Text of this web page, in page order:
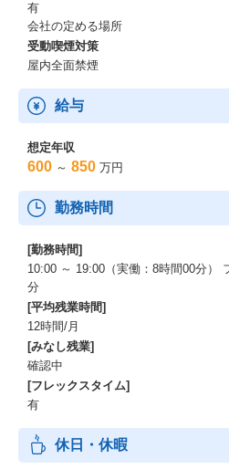
有
会社の定める場所
受動喫煙対策
屋内全面禁煙
給与
想定年収
600 ～ 850 万円
勤務時間
[勤務時間]
10:00 ～ 19:00（実働：8時間00分
分
[平均残業時間]
12時間/月
[みなし残業]
確認中
[フレックスタイム]
有
休日・休暇